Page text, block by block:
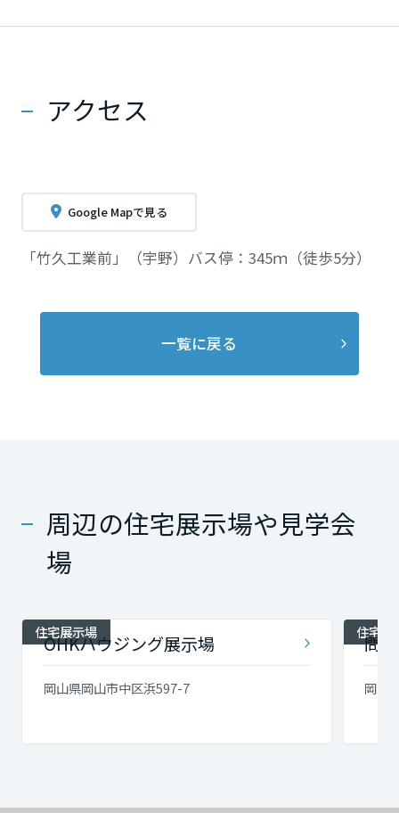
アクセス
Google Mapで見る
「竹久工業前」（宇野）バス停：345ｍ（徒歩5分）
一覧に戻る
周辺の住宅展示場や見学会
場
住宅展示場
OHKハウジング展示場
岡山県岡山市中区浜597-7
住宅展
問
岡山